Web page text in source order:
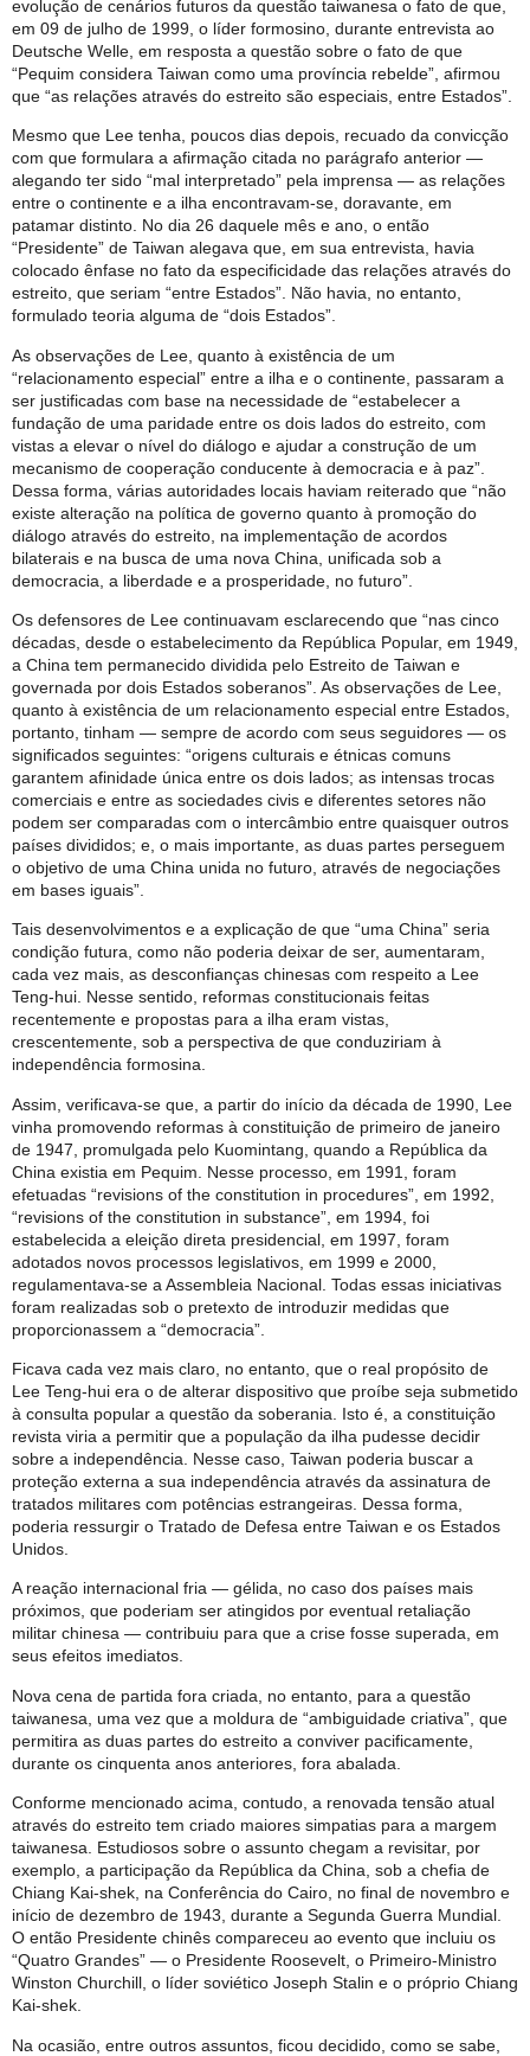
evolução de cenários futuros da questão taiwanesa o fato de que,
em 09 de julho de 1999, o líder formosino, durante entrevista ao
Deutsche Welle, em resposta a questão sobre o fato de que
“Pequim considera Taiwan como uma província rebelde”, afirmou
que “as relações através do estreito são especiais, entre Estados”.
Mesmo que Lee tenha, poucos dias depois, recuado da convicção
com que formulara a afirmação citada no parágrafo anterior —
alegando ter sido “mal interpretado” pela imprensa — as relações
entre o continente e a ilha encontravam-se, doravante, em
patamar distinto. No dia 26 daquele mês e ano, o então
“Presidente” de Taiwan alegava que, em sua entrevista, havia
colocado ênfase no fato da especificidade das relações através do
estreito, que seriam “entre Estados”. Não havia, no entanto,
formulado teoria alguma de “dois Estados”.
As observações de Lee, quanto à existência de um
“relacionamento especial” entre a ilha e o continente, passaram a
ser justificadas com base na necessidade de “estabelecer a
fundação de uma paridade entre os dois lados do estreito, com
vistas a elevar o nível do diálogo e ajudar a construção de um
mecanismo de cooperação conducente à democracia e à paz”.
Dessa forma, várias autoridades locais haviam reiterado que “não
existe alteração na política de governo quanto à promoção do
diálogo através do estreito, na implementação de acordos
bilaterais e na busca de uma nova China, unificada sob a
democracia, a liberdade e a prosperidade, no futuro”.
Os defensores de Lee continuavam esclarecendo que “nas cinco
décadas, desde o estabelecimento da República Popular, em 1949,
a China tem permanecido dividida pelo Estreito de Taiwan e
governada por dois Estados soberanos”. As observações de Lee,
quanto à existência de um relacionamento especial entre Estados,
portanto, tinham — sempre de acordo com seus seguidores — os
significados seguintes: “origens culturais e étnicas comuns
garantem afinidade única entre os dois lados; as intensas trocas
comerciais e entre as sociedades civis e diferentes setores não
podem ser comparadas com o intercâmbio entre quaisquer outros
países divididos; e, o mais importante, as duas partes perseguem
o objetivo de uma China unida no futuro, através de negociações
em bases iguais”.
Tais desenvolvimentos e a explicação de que “uma China” seria
condição futura, como não poderia deixar de ser, aumentaram,
cada vez mais, as desconfianças chinesas com respeito a Lee
Teng-hui. Nesse sentido, reformas constitucionais feitas
recentemente e propostas para a ilha eram vistas,
crescentemente, sob a perspectiva de que conduziriam à
independência formosina.
Assim, verificava-se que, a partir do início da década de 1990, Lee
vinha promovendo reformas à constituição de primeiro de janeiro
de 1947, promulgada pelo Kuomintang, quando a República da
China existia em Pequim. Nesse processo, em 1991, foram
efetuadas “revisions of the constitution in procedures”, em 1992,
“revisions of the constitution in substance”, em 1994, foi
estabelecida a eleição direta presidencial, em 1997, foram
adotados novos processos legislativos, em 1999 e 2000,
regulamentava-se a Assembleia Nacional. Todas essas iniciativas
foram realizadas sob o pretexto de introduzir medidas que
proporcionassem a “democracia”.
Ficava cada vez mais claro, no entanto, que o real propósito de
Lee Teng-hui era o de alterar dispositivo que proíbe seja submetido
à consulta popular a questão da soberania. Isto é, a constituição
revista viria a permitir que a população da ilha pudesse decidir
sobre a independência. Nesse caso, Taiwan poderia buscar a
proteção externa a sua independência através da assinatura de
tratados militares com potências estrangeiras. Dessa forma,
poderia ressurgir o Tratado de Defesa entre Taiwan e os Estados
Unidos.
A reação internacional fria — gélida, no caso dos países mais
próximos, que poderiam ser atingidos por eventual retaliação
militar chinesa — contribuiu para que a crise fosse superada, em
seus efeitos imediatos.
Nova cena de partida fora criada, no entanto, para a questão
taiwanesa, uma vez que a moldura de “ambiguidade criativa”, que
permitira as duas partes do estreito a conviver pacificamente,
durante os cinquenta anos anteriores, fora abalada.
Conforme mencionado acima, contudo, a renovada tensão atual
através do estreito tem criado maiores simpatias para a margem
taiwanesa. Estudiosos sobre o assunto chegam a revisitar, por
exemplo, a participação da República da China, sob a chefia de
Chiang Kai-shek, na Conferência do Cairo, no final de novembro e
início de dezembro de 1943, durante a Segunda Guerra Mundial.
O então Presidente chinês compareceu ao evento que incluiu os
“Quatro Grandes” — o Presidente Roosevelt, o Primeiro-Ministro
Winston Churchill, o líder soviético Joseph Stalin e o próprio Chiang
Kai-shek.
Na ocasião, entre outros assuntos, ficou decidido, como se sabe,